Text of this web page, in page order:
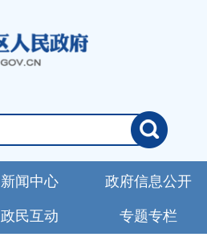
新闻中心 政府信息公开
政民互动 专题专栏